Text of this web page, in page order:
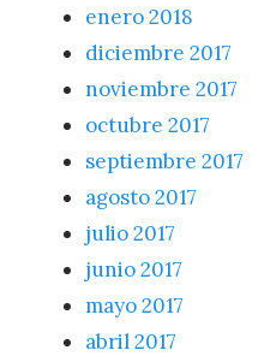
enero 2018
diciembre 2017
noviembre 2017
octubre 2017
septiembre 2017
agosto 2017
julio 2017
junio 2017
mayo 2017
abril 2017